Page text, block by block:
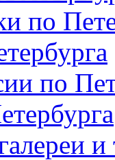
по
по
и